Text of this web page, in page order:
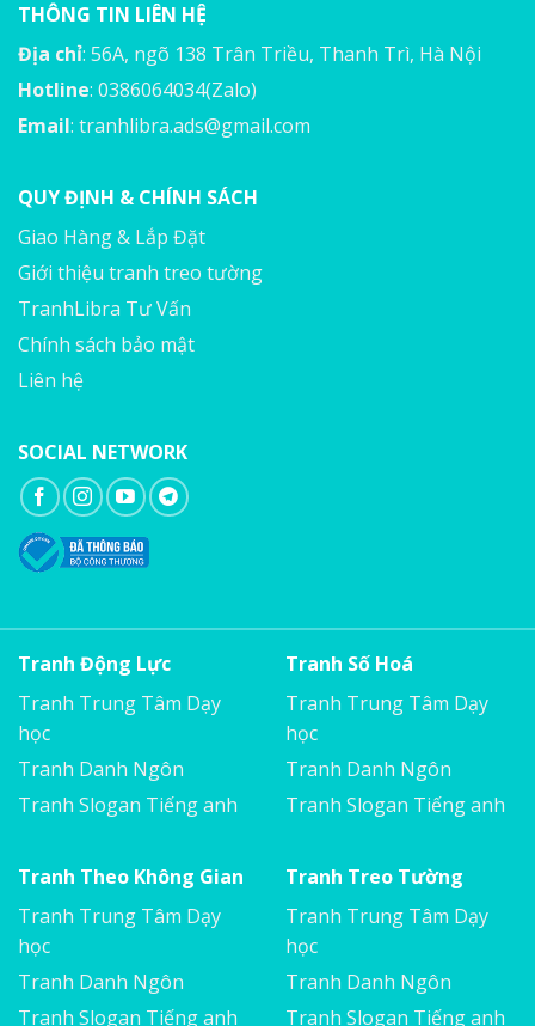
THÔNG TIN LIÊN HỆ
Địa chỉ: 56A, ngõ 138 Trân Triều, Thanh Trì, Hà Nội
Hotline: 0386064034(Zalo)
Email: tranhlibra.ads@gmail.com
QUY ĐỊNH & CHÍNH SÁCH
Giao Hàng & Lắp Đặt
Giới thiệu tranh treo tường
TranhLibra Tư Vấn
Chính sách bảo mật
Liên hệ
SOCIAL NETWORK
Tranh Động Lực
Tranh Trung Tâm Dạy
học
Tranh Danh Ngôn
Tranh Slogan Tiếng anh
Tranh Số Hoá
Tranh Trung Tâm Dạy
học
Tranh Danh Ngôn
Tranh Slogan Tiếng anh
Tranh Theo Không Gian
Tranh Trung Tâm Dạy
học
Tranh Danh Ngôn
Tranh Slogan Tiếng anh
Tranh Treo Tường
Tranh Trung Tâm Dạy
học
Tranh Danh Ngôn
Tranh Slogan Tiếng anh